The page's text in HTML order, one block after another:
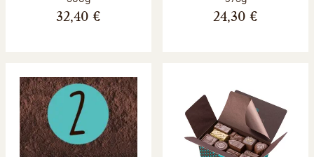
32,40 € 24,30 €